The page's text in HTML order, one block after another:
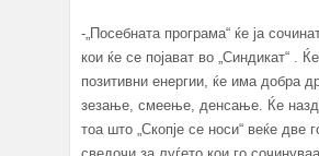
-„Посебната програма“ ќе ја
кои ќе се појават во „Синдикат“ .
позитивни енергии, ќе има добра
зезање, смеење, денсање. Ќе
тоа што „Скопје се носи“ веќе две